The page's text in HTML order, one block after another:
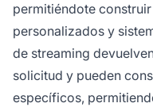
permitiéndote
personalizados y
de streaming
solicitud y pueden
específicos,